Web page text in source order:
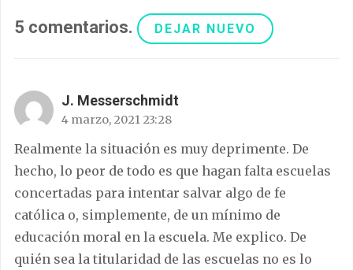
5 comentarios. DEJAR NUEVO
J. Messerschmidt
4 marzo, 2021 23:28
Realmente la situación es muy deprimente. De
hecho, lo peor de todo es que hagan falta escuelas
concertadas para intentar salvar algo de fe
católica o, simplemente, de un mínimo de
educación moral en la escuela. Me explico. De
quién sea la titularidad de las escuelas no es lo